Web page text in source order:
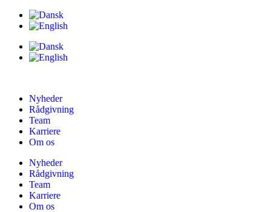
Nyheder
Rådgivning
Team
Karriere
Om os
Nyheder
Rådgivning
Team
Karriere
Om os